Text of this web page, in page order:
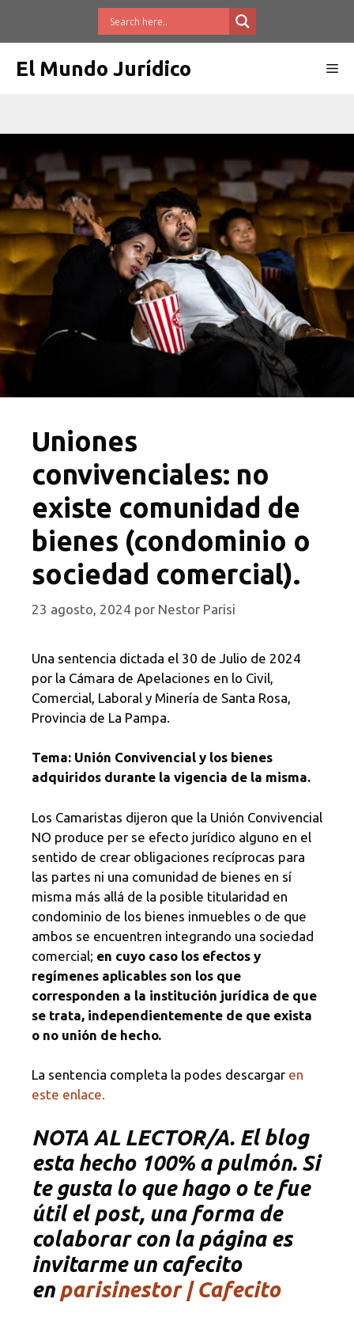
El Mundo Jurídico
Uniones
convivenciales: no
existe comunidad de
bienes (condominio o
sociedad comercial).
23 agosto, 2024 por Nestor Parisi
Una sentencia dictada el 30 de Julio de 2024
por la Cámara de Apelaciones en lo Civil,
Comercial, Laboral y Minería de Santa Rosa,
Provincia de La Pampa.
Tema: Unión Convivencial y los bienes
adquiridos durante la vigencia de la misma.
Los Camaristas dijeron que la Unión Convivencial
NO produce per se efecto jurídico alguno en el
sentido de crear obligaciones recíprocas para
las partes ni una comunidad de bienes en sí
misma más allá de la posible titularidad en
condominio de los bienes inmuebles o de que
ambos se encuentren integrando una sociedad
comercial; en cuyo caso los efectos y
regímenes aplicables son los que
corresponden a la institución jurídica de que
se trata, independientemente de que exista
o no unión de hecho.
La sentencia completa la podes descargar en
este enlace.
NOTA AL LECTOR/A. El blog
esta hecho 100% a pulmón. Si
te gusta lo que hago o te fue
útil el post, una forma de
colaborar con la página es
invitarme un cafecito
en parisinestor | Cafecito